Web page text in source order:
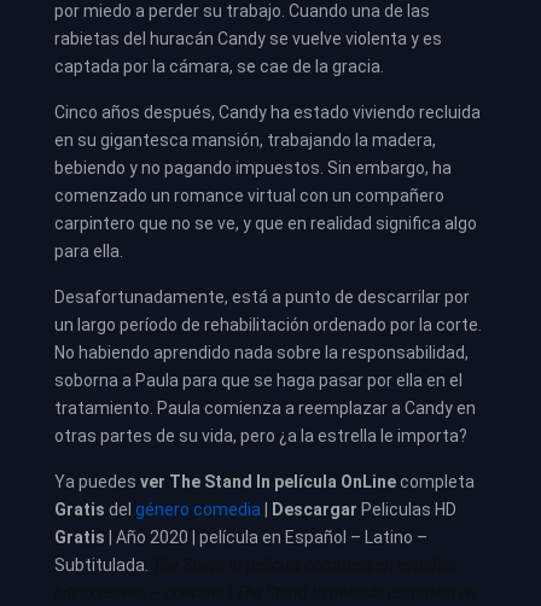
por miedo a perder su trabajo. Cuando una de las
rabietas del huracán Candy se vuelve violenta y es
captada por la cámara, se cae de la gracia.
Cinco años después, Candy ha estado viviendo recluida
en su gigantesca mansión, trabajando la madera,
bebiendo y no pagando impuestos. Sin embargo, ha
comenzado un romance virtual con un compañero
carpintero que no se ve, y que en realidad significa algo
para ella.
Desafortunadamente, está a punto de descarrilar por
un largo período de rehabilitación ordenado por la corte.
No habiendo aprendido nada sobre la responsabilidad,
soborna a Paula para que se haga pasar por ella en el
tratamiento. Paula comienza a reemplazar a Candy en
otras partes de su vida, pero ¿a la estrella le importa?
Ya puedes ver The Stand In película OnLinecompleta
Gratis del género comedia Descargar Peliculas HD
Gratis | Año 2020 | película en Español – Latino –
Subtitulada.